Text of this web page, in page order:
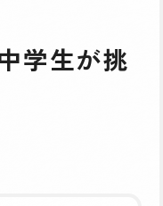
学生が挑